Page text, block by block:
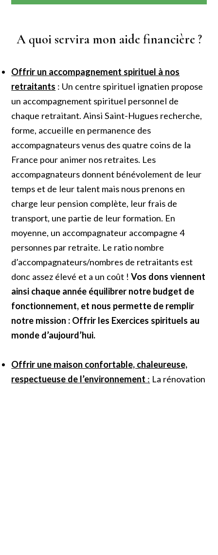
A quoi servira mon aide financière ?
Offrir un accompagnement spirituel à nos
retraitants : Un centre spirituel ignatien propose
un accompagnement spirituel personnel de
chaque retraitant. Ainsi Saint-Hugues recherche,
forme, accueille en permanence des
accompagnateurs venus des quatre coins de la
France pour animer nos retraites. Les
accompagnateurs donnent bénévolement de leur
temps et de leur talent mais nous prenons en
charge leur pension complète, leur frais de
transport, une partie de leur formation. En
moyenne, un accompagnateur accompagne 4
personnes par retraite. Le ratio nombre
d’accompagnateurs/nombres de retraitants est
donc assez élevé et a un coût !Vos dons viennent
ainsi chaque année équilibrer notre budget de
fonctionnement, et nous permette de remplir
notre mission : Offrir les Exercices spirituels au
monde d’aujourd’hui.
Offrir une maison confortable, chaleureuse,
respectueuse de l’environnement : La rénovation